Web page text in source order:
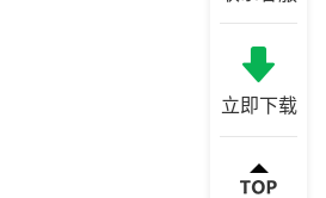
立即下载